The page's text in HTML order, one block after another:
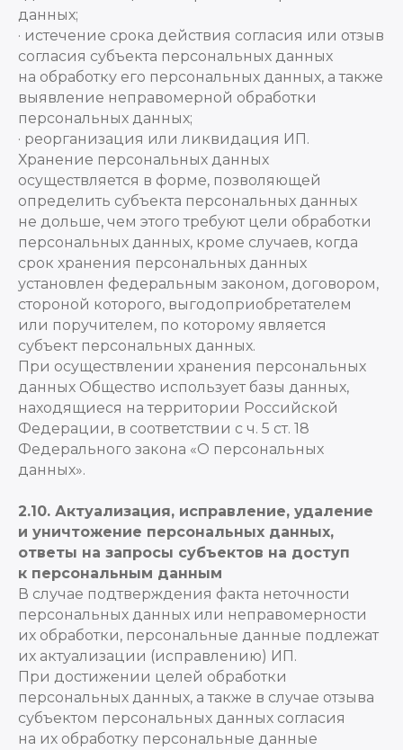
данных;
· истечение срока действия согласия или отзыв
согласия субъекта персональных данных
на обработку его персональных данных, а также
выявление неправомерной обработки
персональных данных;
· реорганизация или ликвидация ИП.
Хранение персональных данных
осуществляется в форме, позволяющей
определить субъекта персональных данных
не дольше, чем этого требуют цели обработки
персональных данных, кроме случаев, когда
срок хранения персональных данных
установлен федеральным законом, договором,
стороной которого, выгодоприобретателем
или поручителем, по которому является
субъект персональных данных.
При осуществлении хранения персональных
данных Общество использует базы данных,
находящиеся на территории Российской
Федерации, в соответствии с ч. 5 ст. 18
Федерального закона «О персональных
данных».
2.10. Актуализация, исправление, удаление
и уничтожение персональных данных,
ответы на запросы субъектов на доступ
к персональным данным
В случае подтверждения факта неточности
персональных данных или неправомерности
их обработки, персональные данные подлежат
их актуализации (исправлению) ИП.
При достижении целей обработки
персональных данных, а также в случае отзыва
субъектом персональных данных согласия
на их обработку персональные данные